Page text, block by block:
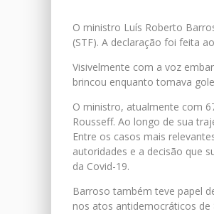
O ministro Luís Roberto
(STF). A declaração foi feita
Visivelmente com a voz
brincou enquanto tomava
O ministro, atualmente com
Rousseff. Ao longo de sua
Entre os casos mais
autoridades e a decisão que
da Covid-19.
Barroso também teve papel
nos atos antidemocráticos de